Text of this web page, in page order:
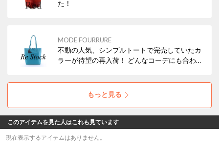
た！
MODE FOURRURE
不動の人気、シンプルトートで完売していたカ
ラーが待望の再入荷！ どんなコーデにも合わせ
ド・ターコイズなどもおすすめですよ！ 本革
（牛革）なので使えば使うほどお気に入りにな
もっと見る
このアイテムを見た人はこれも見ています
現在表示するアイテムはありません。